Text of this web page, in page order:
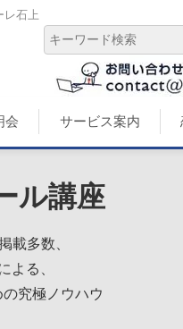
レ石上
会 サービス案内
ル講座
載多数、
よる、
究極ノウハウ